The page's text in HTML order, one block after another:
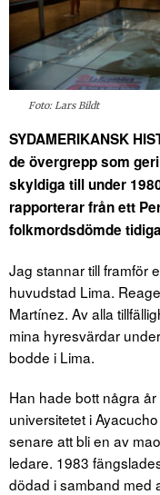
Foto: Lars Bildt
SYDAMERIKANSK
de övergrepp som
skyldiga till under
rapporterar från ett
folkmordsdömde
Jag stannar till framför
huvudstad Lima.
Martínez. Av alla
mina hyresvärdar
bodde i Lima.
Han hade bott några
universitetet i
senare att bli en av
ledare. 1983
dödad i samband med